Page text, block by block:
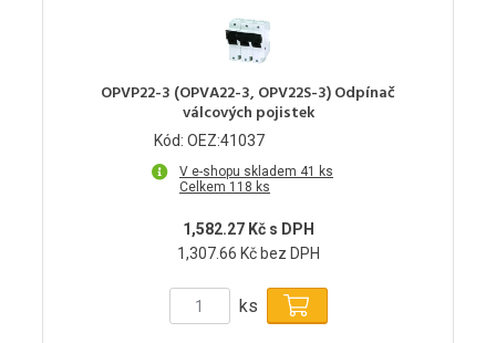
OPVP22-3 (OPVA22-3, OPV22S-3) Odpínač
válcových pojistek
Kód: OEZ:41037
V e-shopu skladem 41 ks
Celkem 118 ks
1,582.27 Kč s DPH
1,307.66 Kč bez DPH
ks